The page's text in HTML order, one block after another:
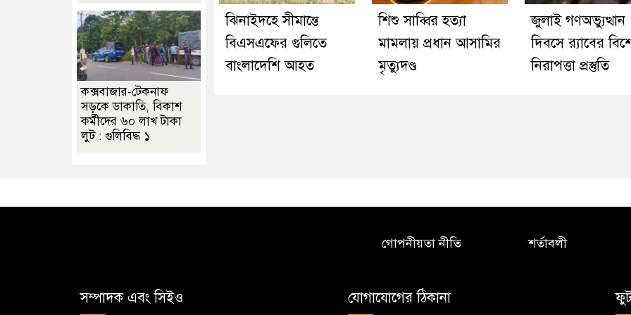
ঝিনাইদহে সীমান্তে
বিএসএফের গুলিতে
বাংলাদেশি আহত
শিশু সাব্বির হত্যা
মামলায় প্রধান আসামির
মৃত্যুদণ্ড
জুলাই গণঅভ্যুত্থান
দিবসে র‌্যাবের
নিরাপত্তা প্রস্তুতি
কক্সবাজার-টেকনাফ
সড়কে ডাকাতি, বিকাশ
কর্মীদের ৬০ লাখ টাকা
লুট : গুলিবিদ্ধ ১
গোপনীয়তা নীতি শর্তাবলী
সম্পাদক এবং সিইও যোগাযোগের ঠিকানা